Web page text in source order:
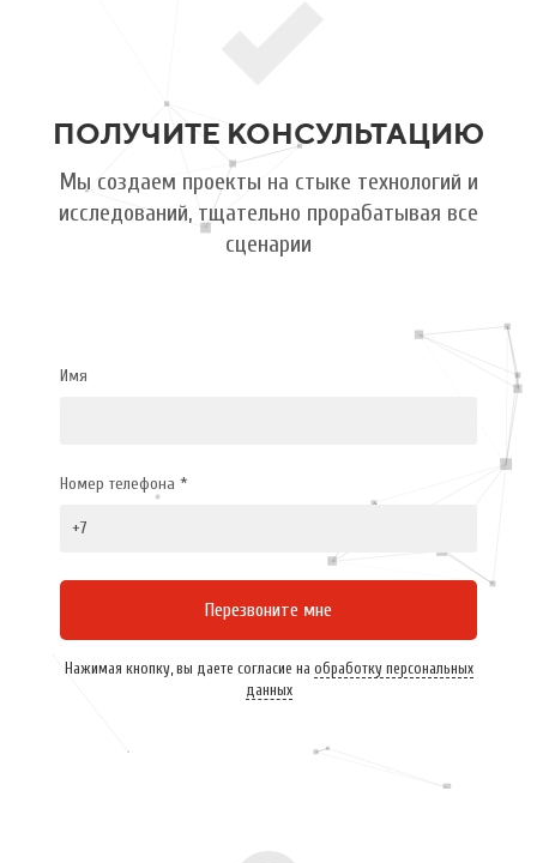
ПОЛУЧИТЕ КОНСУЛЬТАЦИЮ
Мы создаем проекты на стыке технологий и
исследований, тщательно прорабатывая все
сценарии
Имя
Номер телефона *
Перезвоните мне
Нажимая кнопку, вы даете согласие на обработку персональных
данных